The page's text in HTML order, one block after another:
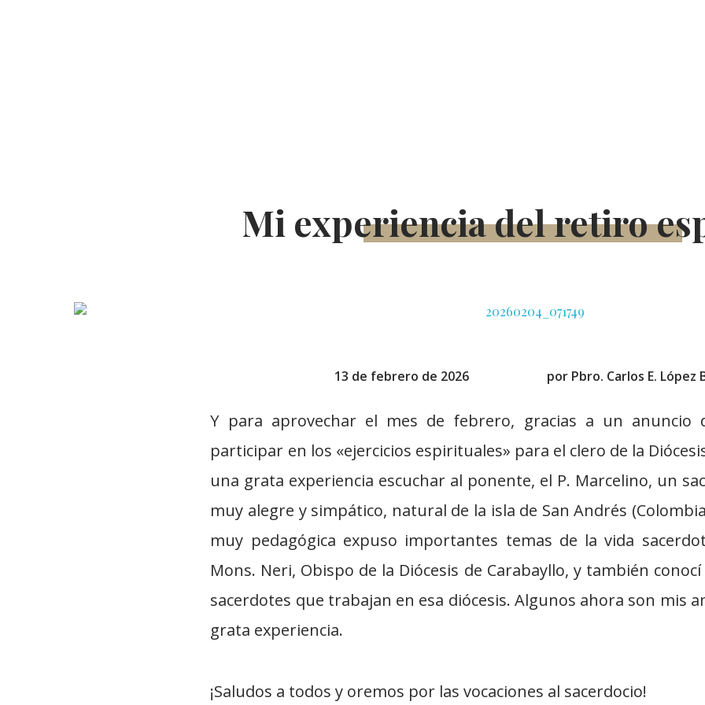
Mi experiencia del retiro
13 de febrero de 2026 por Pbro. Carlos E. López
Y para aprovechar el mes de febrero, gracias a un anuncio
participar en los «ejercicios espirituales» para el clero de la
una grata experiencia escuchar al ponente, el P. Marcelino, un
muy alegre y simpático, natural de la isla de San Andrés
muy pedagógica expuso importantes temas de la vida
Mons. Neri, Obispo de la Diócesis de Carabayllo, y también
sacerdotes que trabajan en esa diócesis. Algunos ahora son mis
grata experiencia.
¡Saludos a todos y oremos por las vocaciones al sacerdocio!